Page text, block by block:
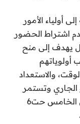
الأمور
اشتراط الحضور
يهدف إلى منح
أولوياتهم
والاستعداد
التي تنطلق 24 يونيو الجاري وتستمر
حتى 3 يوليو المقبل لطلبة الصفوف من الخامس حت6